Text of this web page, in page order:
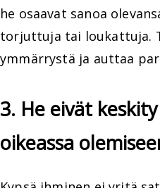
he osaavat sanoa
torjuttuja tai loukattuja.
ymmärrystä ja auttaa
3. He eivät
oikeassa